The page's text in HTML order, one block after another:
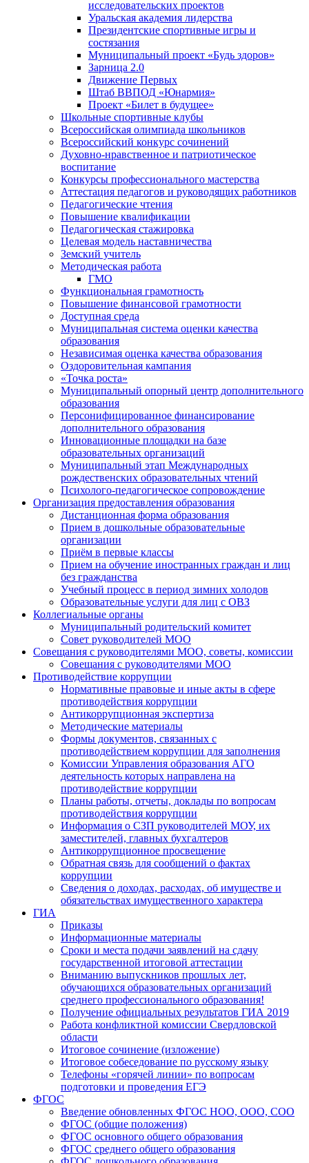
исследовательских проектов
Уральская академия лидерства
Президентские спортивные игры и
состязания
Муниципальный проект «Будь здоров»
Зарница 2.0
Движение Первых
Штаб ВВПОД «Юнармия»
Проект «Билет в будущее»
Школьные спортивные клубы
Всероссийская олимпиада школьников
Всероссийский конкурс сочинений
Духовно-нравственное и патриотическое
воспитание
Конкурсы профессионального мастерства
Аттестация педагогов и руководящих работников
Педагогические чтения
Повышение квалификации
Педагогическая стажировка
Целевая модель наставничества
Земский учитель
Методическая работа
ГМО
Функциональная грамотность
Повышение финансовой грамотности
Доступная среда
Муниципальная система оценки качества
образования
Независимая оценка качества образования
Оздоровительная кампания
«Точка роста»
Муниципальный опорный центр дополнительного
образования
Персонифицированное финансирование
дополнительного образования
Инновационные площадки на базе
образовательных организаций
Муниципальный этап Международных
рождественских образовательных чтений
Психолого-педагогическое сопровождение
Организация предоставления образования
Дистанционная форма образования
Прием в дошкольные образовательные
организации
Приём в первые классы
Прием на обучение иностранных граждан и лиц
без гражданства
Учебный процесс в период зимних холодов
Образовательные услуги для лиц с ОВЗ
Коллегиальные органы
Муниципальный родительский комитет
Совет руководителей МОО
Совещания с руководителями МОО, советы, комиссии
Совещания с руководителями МОО
Противодействие коррупции
Нормативные правовые и иные акты в сфере
противодействия коррупции
Антикоррупционная экспертиза
Методические материалы
Формы документов, связанных с
противодействием коррупции для заполнения
Комиссии Управления образования АГО
деятельность которых направлена на
противодействие коррупции
Планы работы, отчеты, доклады по вопросам
противодействия коррупции
Информация о СЗП руководителей МОУ, их
заместителей, главных бухгалтеров
Антикоррупционное просвещение
Обратная связь для сообщений о фактах
коррупции
Сведения о доходах, расходах, об имуществе и
обязательствах имущественного характера
ГИА
Приказы
Информационные материалы
Сроки и места подачи заявлений на сдачу
государственной итоговой аттестации
Вниманию выпускников прошлых лет,
обучающихся образовательных организаций
среднего профессионального образования!
Получение официальных результатов ГИА 2019
Работа конфликтной комиссии Свердловской
области
Итоговое сочинение (изложение)
Итоговое собеседование по русскому языку
Телефоны «горячей линии» по вопросам
подготовки и проведения ЕГЭ
ФГОС
Введение обновленных ФГОС НОО, ООО, СОО
ФГОС (общие положения)
ФГОС основного общего образования
ФГОС среднего общего образования